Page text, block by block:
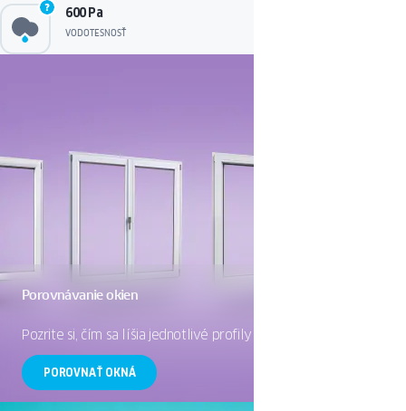
600 Pa
VODOTESNOSŤ
Porovnávanie okien
Pozrite si, čím sa líšia jednotlivé profily okien OKNOPLAST.
POROVNAŤ OKNÁ